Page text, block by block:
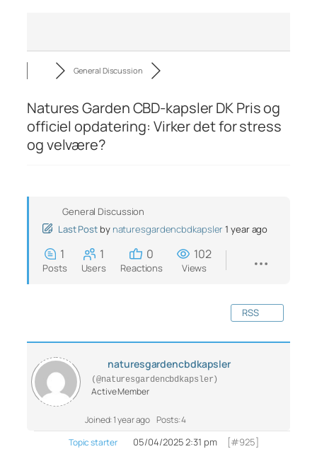
General Discussion
Natures Garden CBD-kapsler DK Pris og
officiel opdatering: Virker det for stress
og velvære?
General Discussion
Last Post by naturesgardencbdkapsler1 year ago
1
Posts
1
Users
0
Reactions
102
Views
RSS
naturesgardencbdkapsler
(@naturesgardencbdkapsler)
Active Member
Joined: 1 year ago Posts: 4
Topic starter
05/04/2025 2:31 pm [#925]